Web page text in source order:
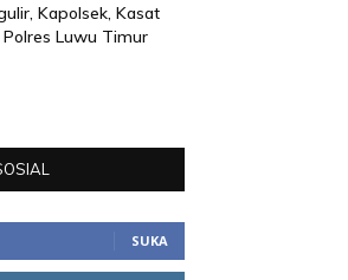
Kapolsek, Kasat
Luwu Timur
SUKA